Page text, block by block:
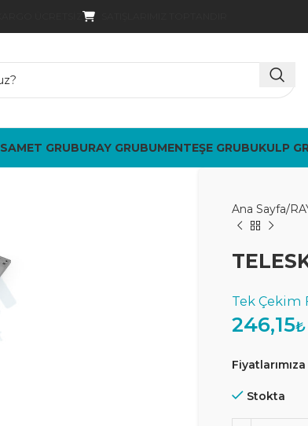
SAMET GRUBURAY GRUBUMENTEŞE GRUBUKULP
Ana Sayfa
246,15₺
Stokta